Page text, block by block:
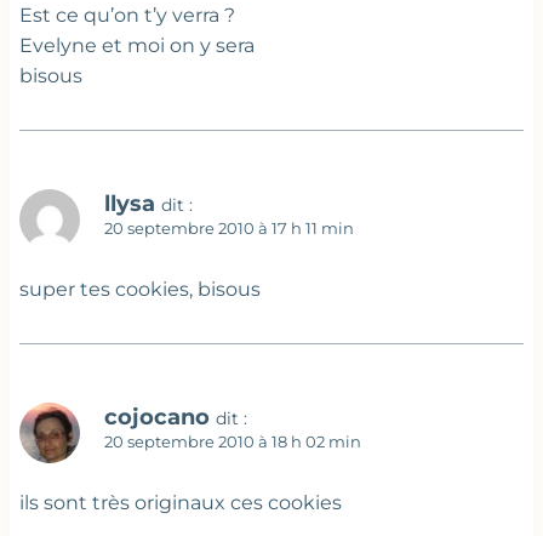
Est ce qu’on t’y verra ?
Evelyne et moi on y sera
bisous
llysa dit :
20 septembre 2010 à 17 h 11 min
super tes cookies, bisous
cojocano dit :
20 septembre 2010 à 18 h 02 min
ils sont très originaux ces cookies